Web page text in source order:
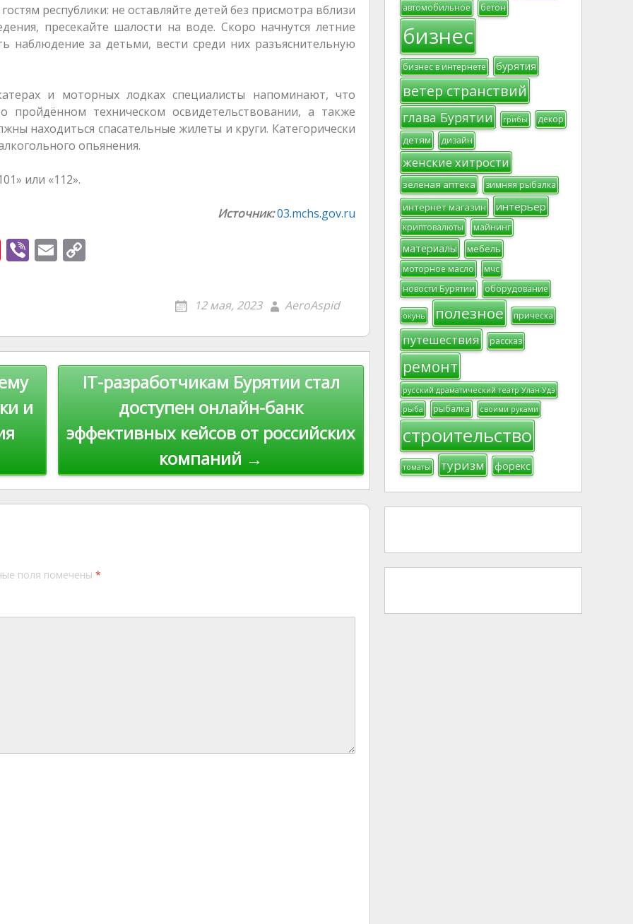
республики: не оставляйте детей без присмотра вблизи
пресекайте шалости на воде. Скоро начнутся летние
наблюдение за детьми, вести среди них разъяснительную
и моторных лодках специалисты напоминают, что
техническом освидетельствовании, а также
находиться спасательные жилеты и круги. Категорически
опьянения.
или «112».
Источник:03.mchs.gov.ru
Pi
st
Vi E
Li
n
k
12 мая, 2023 AeroAspid
IT-разработчикам Бурятии стал
доступен онлайн-банк
эффективных кейсов от российских
компаний →
и
поля помечены *
автомобильное бетон
бизнес
бизнес в интернете бурятия
ветер странствий
глава Бурятии грибы декор
детям дизайн
женские хитрости
зеленая аптека зимняя рыбалка
интернет магазин интерьер
криптовалюты майнинг
материалы мебель
моторное масло
мчс
новости Бурятии
оборудование
окунь полезное прическа
путешествия рассказ
ремонт
русский драматический театр Улан-Удэ
рыба
рыбалка своими руками
строительство
томаты туризм форекс